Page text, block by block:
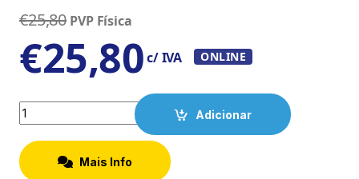
€25,80 PVP Física
€25,80c/ IVA ONLINE
Quantity
Adicionar
Mais Info